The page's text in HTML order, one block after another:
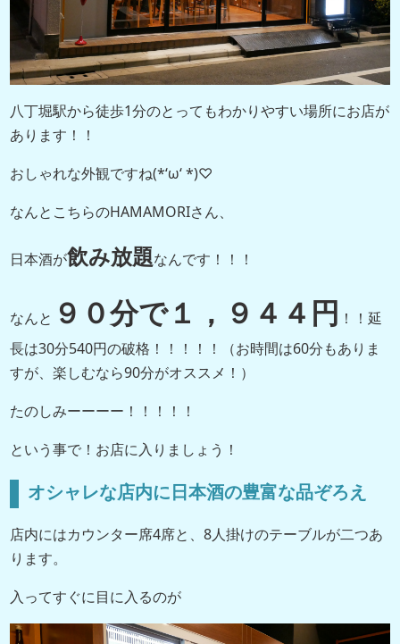
八丁堀駅から徒歩1分のとってもわかりやすい場所にお店が
あります！！
おしゃれな外観ですね(*‘ω‘ *)♡
なんとこちらのHAMAMORIさん、
日本酒が飲み放題なんです！！！
なんと ９０分で１，９４４円 ！！延
長は30分540円の破格！！！！！（お時間は60分もありま
すが、楽しむなら90分がオススメ！）
たのしみーーーー！！！！！
という事で！お店に入りましょう！
オシャレな店内に日本酒の豊富な品ぞろえ
店内にはカウンター席4席と、8人掛けのテーブルが二つあ
ります。
入ってすぐに目に入るのが